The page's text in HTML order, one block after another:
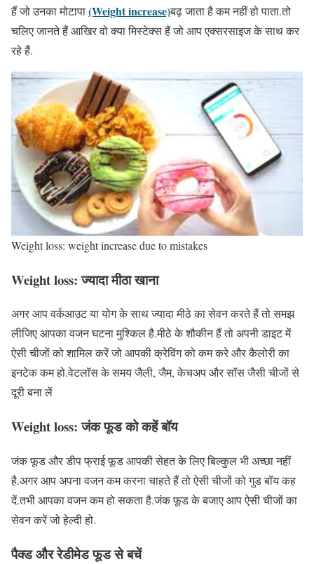
हैं जो उनका मोटापा(Weight increase)बढ़ जाता है कम नहीं हो पाता.तो
चलिए जानते हैं आखिर वो क्या मिस्टेक्स हैं जो आप एक्सरसाइज के साथ कर
रहे हैं.
Weight loss: weight increase due to mistakes
Weight loss: ज्यादा मीठा खाना
अगर आप वर्कआउट या योग के साथ ज्यादा मीठे का सेवन करते हैं तो समझ
लीजिए आपका वजन घटना मुश्किल है.मीठे के शौकीन हैं तो अपनी डाइट में
ऐसी चीजों को शामिल करें जो आपकी क्रेविंग को कम करे और कैलोरी का
इनटेक कम हो.वेटलॉस के समय जैली, जैम, केचअप और सॉस जैसी चीजों से
दूरी बना लें
Weight loss: जंक फूड को कहें बॉय
जंक फूड और डीप फ्राई फूड आपकी सेहत के लिए बिल्कुल भी अच्छा नहीं
है.अगर आप अपना वजन कम करना चाहते हैं तो ऐसी चीजों को गुड बॉय कह
दें.तभी आपका वजन कम हो सकता है.जंक फूड के बजाए आप ऐसी चीजों का
सेवन करें जो हेल्दी हो.
पैक्ड और रेडीमेड फूड से बचें